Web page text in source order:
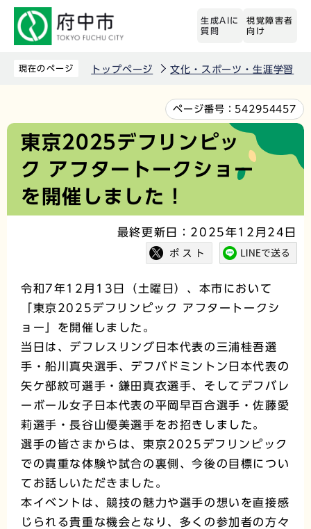
先
生成AIに
質問
視覚障害者
向け
現在のページ トップページ 文化・スポーツ・生涯学習
文
ページ番号： 542954457
東京2025デフリンピッ
ク アフタートークショー
を開催しました！
最終更新日：2025年12月24日
令和7年12月13日（土曜日）、本市において
「東京2025デフリンピック アフタートークシ
ョー」を開催しました。
当日は、デフレスリング日本代表の三浦桂吾選
手・船川真央選手、デフバドミントン日本代表の
矢ケ部紋可選手・鎌田真衣選手、そしてデフバレ
ーボール女子日本代表の平岡早百合選手・佐藤愛
莉選手・長谷山優美選手をお招きしました。
選手の皆さまからは、東京2025デフリンピック
での貴重な体験や試合の裏側、今後の目標につい
てお話しいただきました。
本イベントは、競技の魅力や選手の想いを直接感
じられる貴重な機会となり、多くの参加者の方々